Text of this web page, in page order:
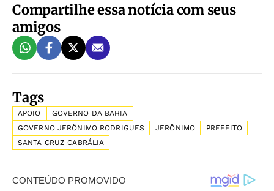
Compartilhe essa notícia com seus
amigos
Tags
APOIO
GOVERNO DA BAHIA
GOVERNO JERÔNIMO RODRIGUES
JERÔNIMO
PREFEITO
SANTA CRUZ CABRÁLIA